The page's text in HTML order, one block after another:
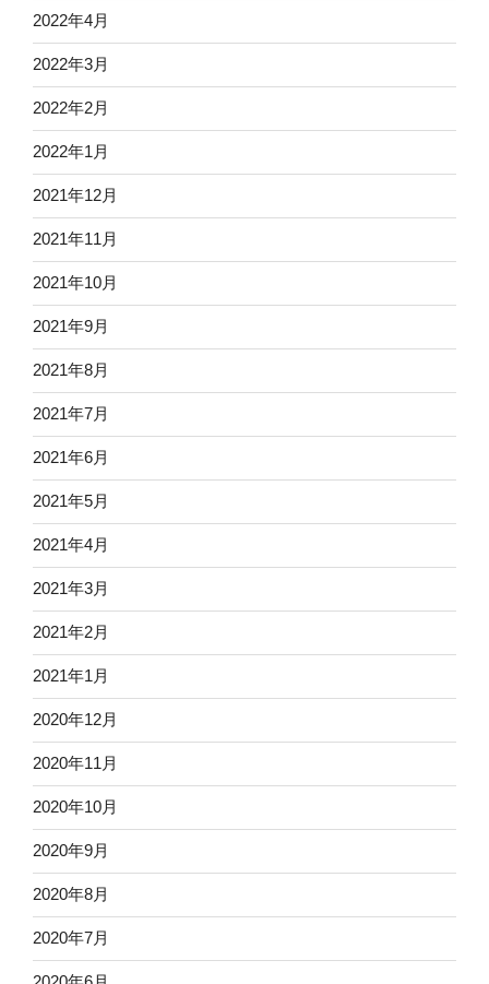
2022年4月
2022年3月
2022年2月
2022年1月
2021年12月
2021年11月
2021年10月
2021年9月
2021年8月
2021年7月
2021年6月
2021年5月
2021年4月
2021年3月
2021年2月
2021年1月
2020年12月
2020年11月
2020年10月
2020年9月
2020年8月
2020年7月